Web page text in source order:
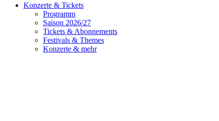
Konzerte & Tickets
Programm
Saison 2026/27
Tickets & Abonnements
Festivals & Themes
Konzerte & mehr